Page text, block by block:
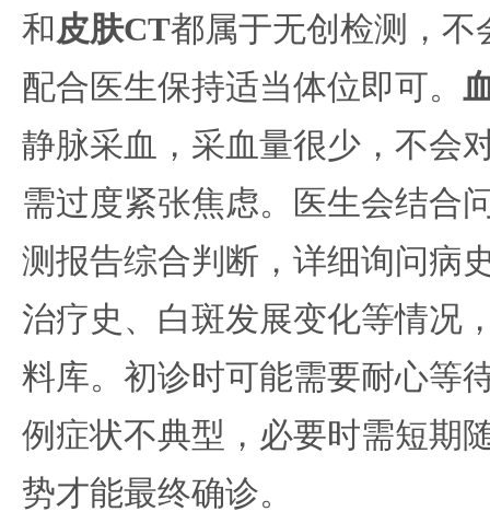
和 皮肤CT都属于无创检测，不
配合医生保持适当体位即可。
静脉采血，采血量很少，不会
需过度紧张焦虑。医生会结合
测报告综合判断，详细询问病
治疗史、白斑发展变化等情况
料库。初诊时可能需要耐心等
例症状不典型，必要时需短期
势才能最终确诊。